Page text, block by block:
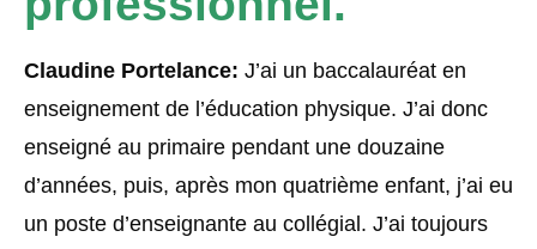
Claudine Portelance: J’ai un baccalauréat en
enseignement de l’éducation physique. J’ai donc
enseigné au primaire pendant une douzaine
d’années, puis, après mon quatrième enfant, j’ai eu
un poste d’enseignante au collégial. J’ai toujours